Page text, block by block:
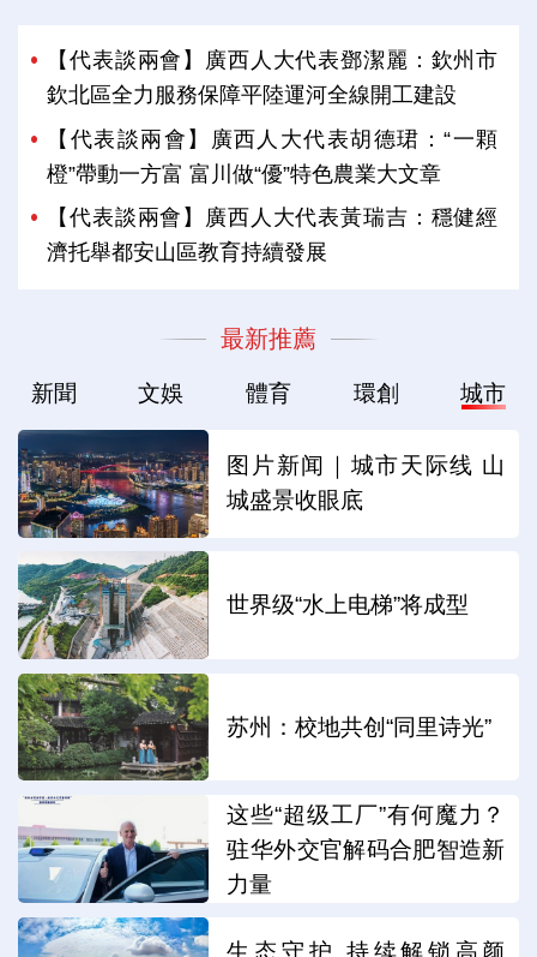
【代表談兩會】廣西人大代表鄧潔麗：欽州市
欽北區全力服務保障平陸運河全線開工建設
【代表談兩會】廣西人大代表胡德珺：“一顆
橙”帶動一方富 富川做“優”特色農業大文章
【代表談兩會】廣西人大代表黃瑞吉：穩健經
濟托舉都安山區教育持續發展
最新推薦
新聞 文娛 體育 環創 城市
图片新闻｜城市天际线 山
城盛景收眼底
世界级“水上电梯”将成型
苏州：校地共创“同里诗光”
这些“超级工厂”有何魔力？
驻华外交官解码合肥智造新
力量